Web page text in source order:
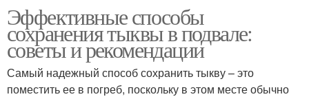
Эффективные способы
сохранения тыквы в подвале:
советы и рекомендации
Самый надежный способ сохранить тыкву – это
поместить ее в погреб, поскольку в этом месте обычно